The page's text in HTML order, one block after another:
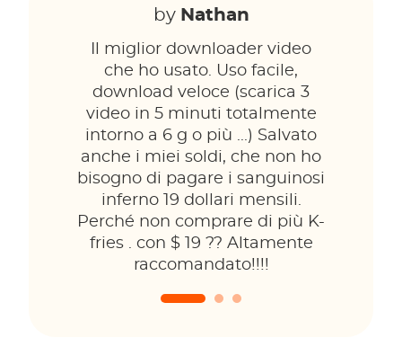
by Nathan
Il miglior downloader video
che ho usato. Uso facile,
download veloce (scarica 3
video in 5 minuti totalmente
intorno a 6 g o più ...) Salvato
anche i miei soldi, che non ho
bisogno di pagare i sanguinosi
inferno 19 dollari mensili.
Perché non comprare di più K-
fries . con $ 19 ?? Altamente
raccomandato!!!!